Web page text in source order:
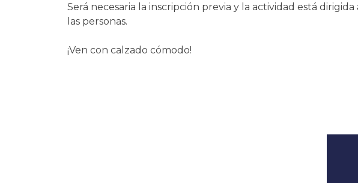
Será necesaria la inscripción previa y la actividad está
las personas.
¡Ven con calzado cómodo!